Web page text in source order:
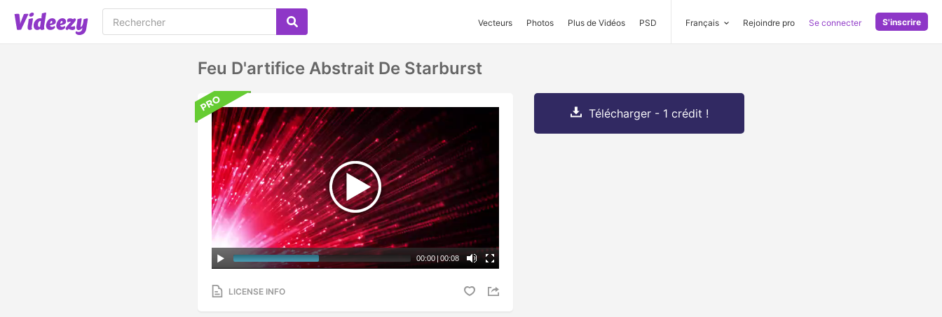
Vecteurs Photos Plus de Vidéos PSD Français Rejoindre pro Se connecter S'inscrire
Feu D'artifice Abstrait De Starburst
00:00 | 00:08
LICENSE INFO
Télécharger - 1 crédit !